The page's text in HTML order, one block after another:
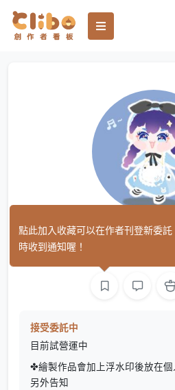
德川家喵
接受委託中
目前試營運中
✤繪製作品會加上浮水印後放在
另外告知
點此加入收藏可以在作者刊登新委託
時收到通知喔！